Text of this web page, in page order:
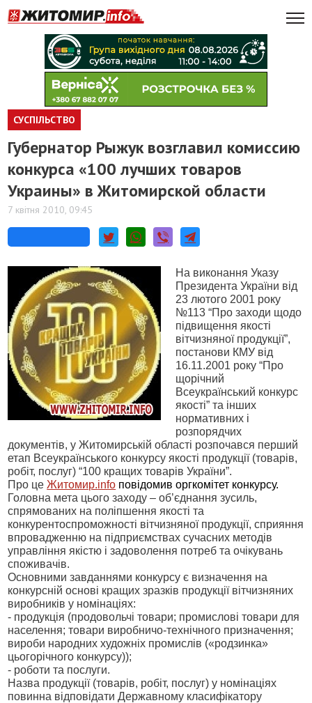
СУСПІЛЬСТВО
Губернатор Рыжук возглавил комиссию
конкурса «100 лучших товаров
Украины» в Житомирской области
7 квітня 2010, 09:45
На виконання Указу
Президента України від
23 лютого 2001 року
№113 “Про заходи щодо
підвищення якості
вітчизняної продукції”,
постанови КМУ від
16.11.2001 року “Про
щорічний
Всеукраїнський конкурс
якості” та інших
нормативних і
розпорядчих
документів, у Житомирській області розпочався перший
етап Всеукраїнського конкурсу якості продукції (товарів,
робіт, послуг) “100 кращих товарів України”.
Про цеЖитомир.info повідомив оргкомітет конкурсу.
Головна мета цього заходу – об’єднання зусиль,
спрямованих на поліпшення якості та
конкурентоспроможності вітчизняної продукції, сприяння
впровадженню на підприємствах сучасних методів
управління якістю і задоволення потреб та очікувань
споживачів.
Основними завданнями конкурсу є визначення на
конкурсній основі кращих зразків продукції вітчизняних
виробників у номінаціях:
- продукція (продовольчі товари; промислові товари для
населення; товари виробничо-технічного призначення;
вироби народних художніх промислів («родзинка»
цьогорічного конкурсу));
- роботи та послуги.
Назва продукції (товарів, робіт, послуг) у номінаціях
повинна відповідатиДержавному класифікатору